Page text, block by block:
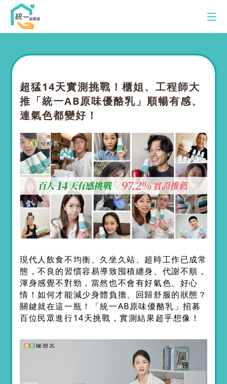
統一益菌室
AB品牌館
LP33品牌館
多多品牌館
最新消息
訂購專線：0800-00-9433
服務時間：週一至五 8:00-12:00/13:00-17:00
超猛14天實測挑戰！櫃姐、工程師大
推「統一AB原味優酪乳」順暢有感、
連氣色都變好！
現代人飲食不均衡、久坐久站、超時工作已成常
態，不良的習慣容易導致囤積纏身、代謝不順，
渾身感覺不對勁，當然也不會有好氣色、好心
情！如何才能減少身體負擔、回歸舒服的狀態？
關鍵就在這一瓶！「統一AB原味優酪乳」招募
百位民眾進行14天挑戰，實測結果超乎想像！